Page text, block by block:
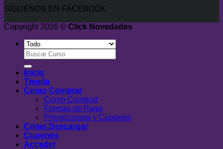
SÍGUENOS EN FACEBOOK
Copyright 2026 © Click Novedades
Buscar
por:
Inicio
Tienda
Como Comprar
Como Comprar
Formas de Pago
Promociones y Cupones
Como Descargar
Cupones
Acceder